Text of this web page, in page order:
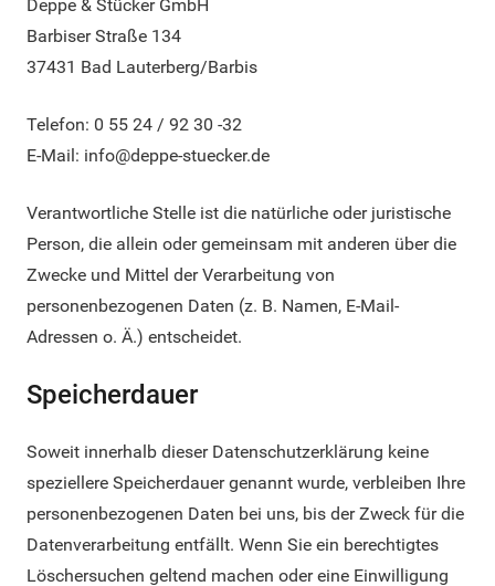
Deppe & Stücker GmbH
Barbiser Straße 134
37431 Bad Lauterberg/Barbis
Telefon: 0 55 24 / 92 30 -32
E-Mail: info@deppe-stuecker.de
Verantwortliche Stelle ist die natürliche oder juristische
Person, die allein oder gemeinsam mit anderen über die
Zwecke und Mittel der Verarbeitung von
personenbezogenen Daten (z. B. Namen, E-Mail-
Adressen o. Ä.) entscheidet.
Speicherdauer
Soweit innerhalb dieser Datenschutzerklärung keine
speziellere Speicherdauer genannt wurde, verbleiben Ihre
personenbezogenen Daten bei uns, bis der Zweck für die
Datenverarbeitung entfällt. Wenn Sie ein berechtigtes
Löschersuchen geltend machen oder eine Einwilligung